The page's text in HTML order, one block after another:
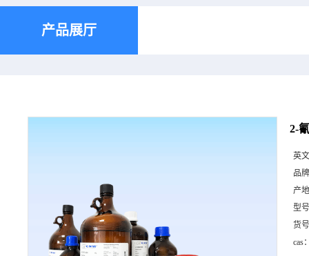
产品展厅
2-
英
品
产
型
货
cas